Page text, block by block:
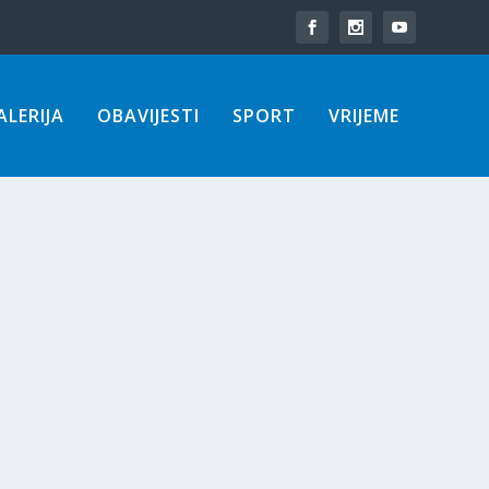
OBAVIJESTI SPORT VRIJEME